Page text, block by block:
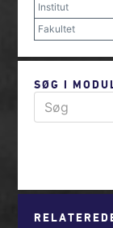
Institut
Fakultet
SØG I